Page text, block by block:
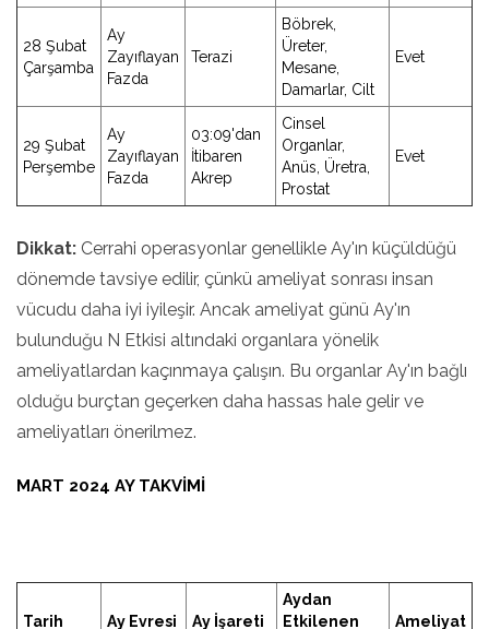
28 Şubat
Çarşamba
Ay
Zayıflayan
Fazda
Terazi
Böbrek,
Üreter,
Mesane,
Damarlar, Cilt
Evet
29 Şubat
Perşembe
Ay
Zayıflayan
Fazda
03:09'dan
İtibaren
Akrep
Cinsel
Organlar,
Anüs, Üretra,
Prostat
Evet
Dikkat: Cerrahi operasyonlar genellikle Ay'ın küçüldüğü
dönemde tavsiye edilir, çünkü ameliyat sonrası insan
vücudu daha iyi iyileşir. Ancak ameliyat günü Ay'ın
bulunduğu N Etkisi altındaki organlara yönelik
ameliyatlardan kaçınmaya çalışın. Bu organlar Ay'ın bağlı
olduğu burçtan geçerken daha hassas hale gelir ve
ameliyatları önerilmez.
MART 2024 AY TAKVIMI
Tarih Ay Evresi Ay İşareti
Aydan
Etkilenen
Ameliyat